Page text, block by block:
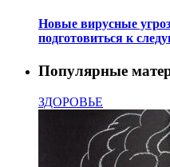
Новые вирусные
подготовиться к
Популярные
ЗДОРОВЬЕ